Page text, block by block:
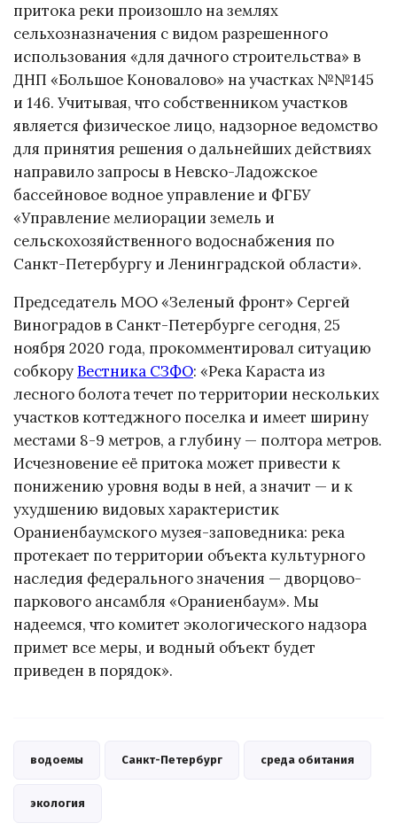
притока реки произошло на землях
сельхозназначения с видом разрешенного
использования «для дачного строительства» в
ДНП «Большое Коновалово» на участках №№145
и 146. Учитывая, что собственником участков
является физическое лицо, надзорное ведомство
для принятия решения о дальнейших действиях
направило запросы в Невско-Ладожское
бассейновое водное управление и ФГБУ
«Управление мелиорации земель и
сельскохозяйственного водоснабжения по
Санкт-Петербургу и Ленинградской области».
Председатель МОО «Зеленый фронт» Сергей
Виноградов в Санкт-Петербурге сегодня, 25
ноября 2020 года, прокомментировал ситуацию
собкоруВестника СЗФО: «Река Караста из
лесного болота течет по территории нескольких
участков коттеджного поселка и имеет ширину
местами 8-9 метров, а глубину — полтора метров.
Исчезновение её притока может привести к
понижению уровня воды в ней, а значит — и к
ухудшению видовых характеристик
Ораниенбаумского музея-заповедника: река
протекает по территории объекта культурного
наследия федерального значения — дворцово-
паркового ансамбля «Ораниенбаум». Мы
надеемся, что комитет экологического надзора
примет все меры, и водный объект будет
приведен в порядок».
водоемы Санкт-Петербург среда обитания
экология